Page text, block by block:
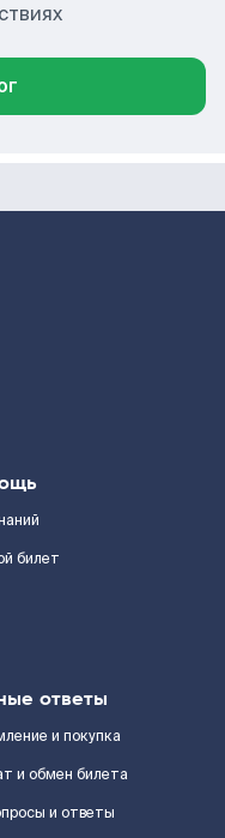
билет
ответы
и покупка
и обмен билета
и ответы